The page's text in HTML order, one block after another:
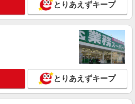
とりあえずキープ
とりあえずキープ